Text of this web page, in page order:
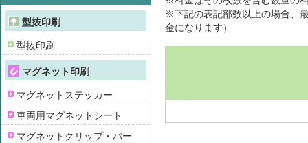
※下記の表記部数以上の場合、
金になります）
型抜印刷
型抜印刷
マグネット印刷
マグネットステッカー
車両用マグネットシート
マグネットクリップ・バー